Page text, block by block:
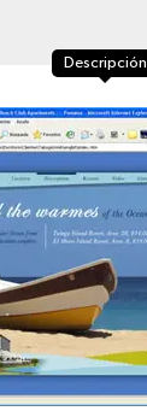
Descripción